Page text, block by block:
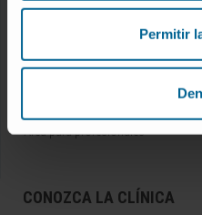
Permitir
INVESTIGACIÓN Y
Docencia y formación
Residentes y Unidades Docentes
Área para profesionales
CONOZCA LA CLÍNICA